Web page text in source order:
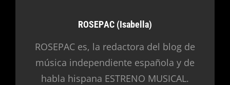
Autor:
ROSEPAC (Isabella)
ROSEPAC es, la redactora del blog de
música independiente española y de
habla hispana ESTRENO MUSICAL.